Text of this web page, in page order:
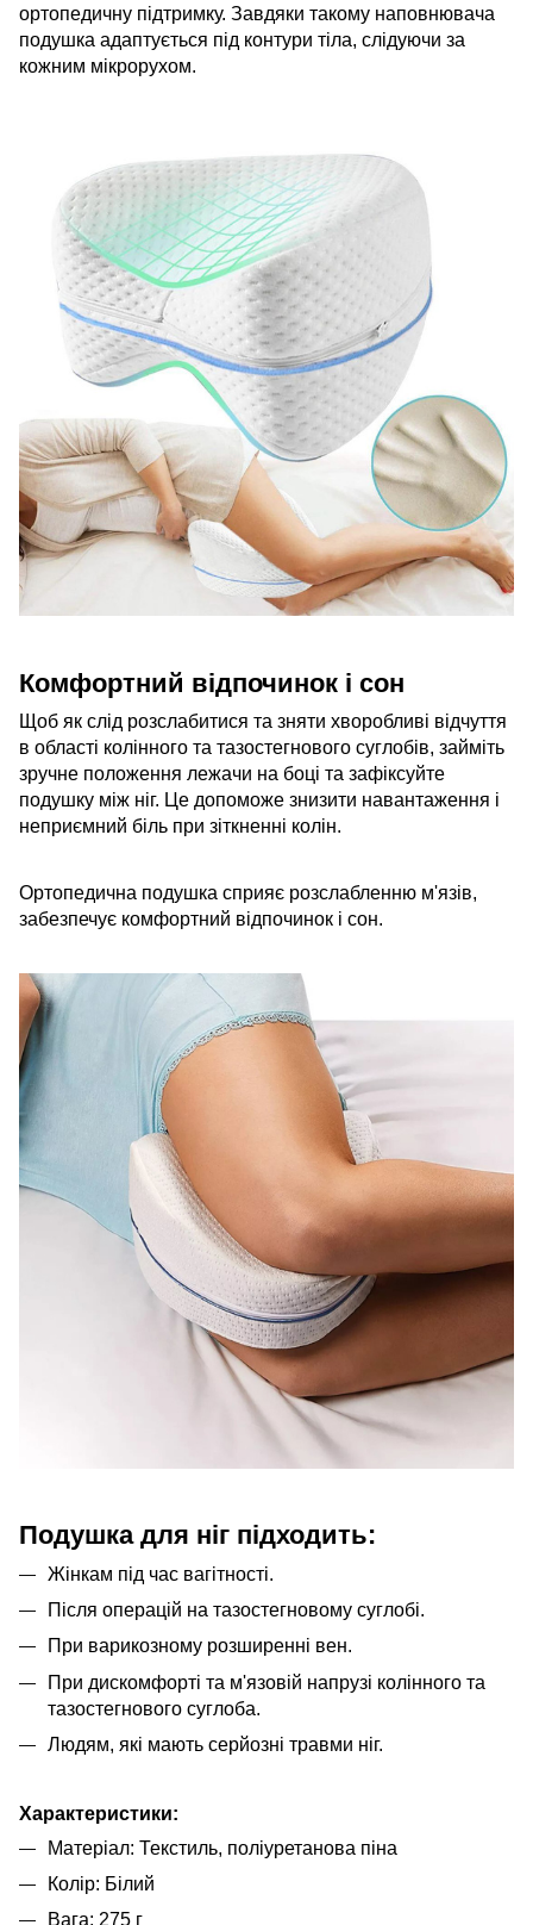
ортопедичну підтримку. Завдяки такому наповнювача
подушка адаптується під контури тіла, слідуючи за
кожним мікрорухом.
Комфортний відпочинок і сон
Щоб як слід розслабитися та зняти хворобливі відчуття
в області колінного та тазостегнового суглобів, займіть
зручне положення лежачи на боці та зафіксуйте
подушку між ніг. Це допоможе знизити навантаження і
неприємний біль при зіткненні колін.
Ортопедична подушка сприяє розслабленню м'язів,
забезпечує комфортний відпочинок і сон.
Подушка для ніг підходить:
Жінкам під час вагітності.
Після операцій на тазостегновому суглобі.
При варикозному розширенні вен.
При дискомфорті та м'язовій напрузі колінного та
тазостегнового суглоба.
Людям, які мають серйозні травми ніг.
Характеристики:
Матеріал: Текстиль, поліуретанова піна
Колір: Білий
Вага: 275 г